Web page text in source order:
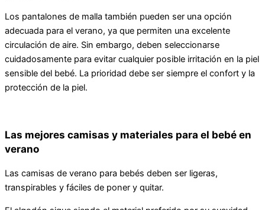
Los pantalones de malla también pueden ser una opción
adecuada para el verano, ya que permiten una excelente
circulación de aire. Sin embargo, deben seleccionarse
cuidadosamente para evitar cualquier posible irritación en la piel
sensible del bebé. La prioridad debe ser siempre el confort y la
protección de la piel.
Las mejores camisas y materiales para el bebé en
verano
Las camisas de verano para bebés deben ser ligeras,
transpirables y fáciles de poner y quitar.